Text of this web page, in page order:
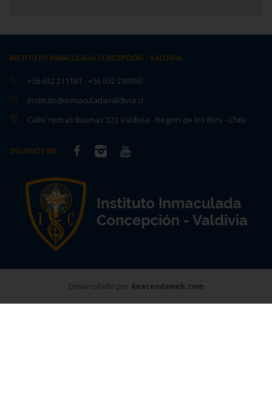
INSTITUTO INMACULADA CONCEPCIÓN - VALDIVIA
+56 632 211181 -+56 632 290950
instituto@inmaculadavaldivia.cl
Calle Yerbas Buenas 323 Valdivia - Región de los Ríos - Chile
SIGUENOS EN:
Desarrollado por Anacondaweb.com